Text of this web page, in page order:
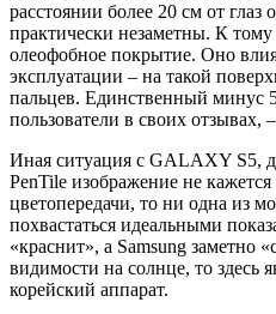
расстоянии более 20 см от глаз
практически незаметны. К
олеофобное покрытие. Оно
эксплуатации – на такой
пальцев. Единственный минус
пользователи в своих отзывах,
Иная ситуация с GALAXY S5,
PenTile изображение не
цветопередачи, то ни одна из
похвастаться идеальными
«краснит», а Samsung заметно
видимости на солнце, то здесь
корейский аппарат.